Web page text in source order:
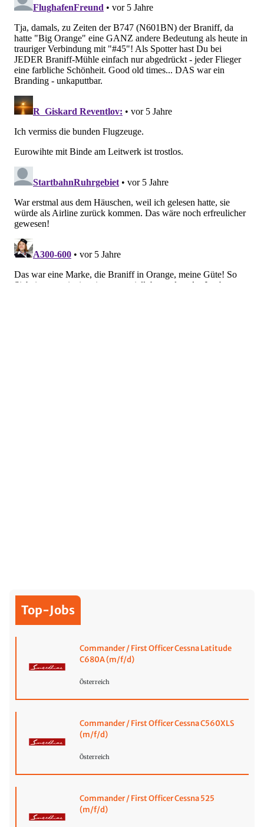
Top-Jobs
Commander / First Officer Cessna Latitude
C680A (m/f/d)
Österreich
Commander / First Officer Cessna C560XLS
(m/f/d)
Österreich
Commander / First Officer Cessna 525
(m/f/d)